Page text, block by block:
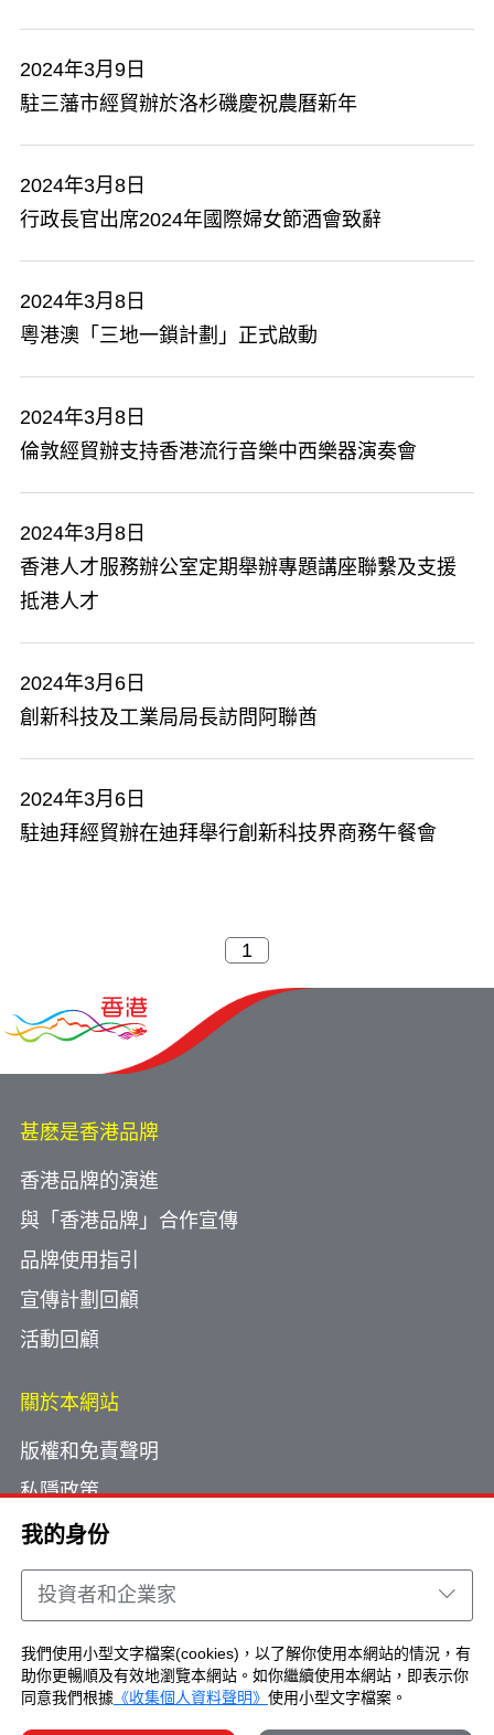
我的身份
投資者和企業家
我們使用小型文字檔案(cookies)，以了解你使用本網站的情況，有
助你更暢順及有效地瀏覽本網站。如你繼續使用本網站，即表示你
同意我們根據 《收集個人資料聲明》 使用小型文字檔案。
2024年3月9日
駐三藩市經貿辦於洛杉磯慶祝農曆新年
2024年3月8日
行政長官出席2024年國際婦女節酒會致辭
2024年3月8日
粵港澳「三地一鎖計劃」正式啟動
2024年3月8日
倫敦經貿辦支持香港流行音樂中西樂器演奏會
2024年3月8日
香港人才服務辦公室定期舉辦專題講座聯繫及支援
抵港人才
2024年3月6日
創新科技及工業局局長訪問阿聯酋
2024年3月6日
駐迪拜經貿辦在迪拜舉行創新科技界商務午餐會
甚麽是香港品牌
香港品牌的演進
與「香港品牌」合作宣傳
品牌使用指引
宣傳計劃回顧
活動回顧
關於本網站
版權和免責聲明
私隱政策
使用小型文字檔案
網頁指南
聯絡我們
Copyright © Brand Hong Kong. All Rights
Reserved.